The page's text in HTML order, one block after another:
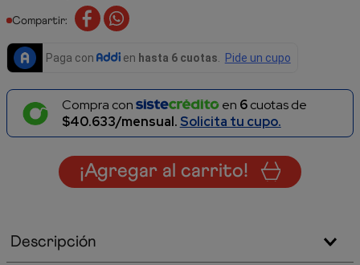
Compartir:
Compra con en 6cuotas de
$40.633/mensual. Solicita tu cupo.
¡Agregar al carrito!
Descripción